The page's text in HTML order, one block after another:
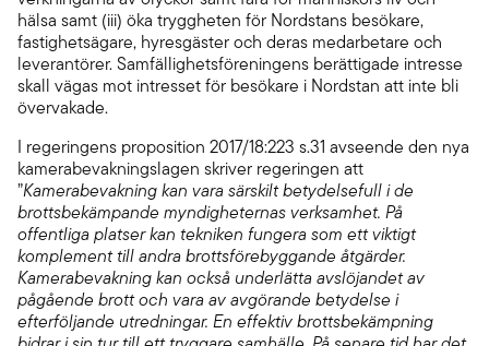
hälsa samt (iii) öka tryggheten för Nordstans besökare,
fastighetsägare, hyresgäster och deras medarbetare och
leverantörer. Samfällighetsföreningens berättigade intresse
skall vägas mot intresset för besökare i Nordstan att inte bli
övervakade.
I regeringens proposition 2017/18:223 s.31 avseende den nya
kamerabevakningslagen skriver regeringen att
”Kamerabevakning kan vara särskilt betydelsefull i de
brottsbekämpande myndigheternas verksamhet. På
offentliga platser kan tekniken fungera som ett viktigt
komplement till andra brottsförebyggande åtgärder.
Kamerabevakning kan också underlätta avslöjandet av
pågående brott och vara av avgörande betydelse i
efterföljande utredningar. En effektiv brottsbekämpning